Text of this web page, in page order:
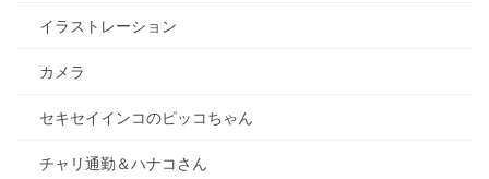
イラストレーション
カメラ
セキセイインコのピッコちゃん
チャリ通勤＆ハナコさん